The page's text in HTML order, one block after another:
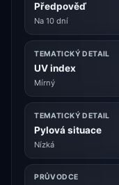
Předpověď
Na 10 dní
TEMATICKÝ DETAIL
UV index
Mírný
TEMATICKÝ DETAIL
Pylová situace
Nízká
PRŮVODCE